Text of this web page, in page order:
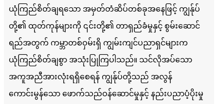
ယုံကြည်စိတ်ချရသော အမှတ်တံဆိပ်တစ်ခုအနေဖြင့် ကျွန်ုပ်
တို့၏ ထုတ်ကုန်များကို ၎င်းတို့၏ တာရှည်ခံမှုနှင့် စွမ်းဆောင်
ရည်အတွက် ကမ္ဘာတစ်ဝှမ်းရှိ ကျွမ်းကျင်ပညာရှင်များက
ယုံကြည်စိတ်ချစွာ အသုံးပြုကြပါသည်။ သင်လိုအပ်သော
အကူအညီအားလုံးရရှိစေရန် ကျွန်ုပ်တို့သည် အလွန်
ကောင်းမွန်သော ဖောက်သည်ဝန်ဆောင်မှုနှင့် နည်းပညာပံ့ပိုးမှု